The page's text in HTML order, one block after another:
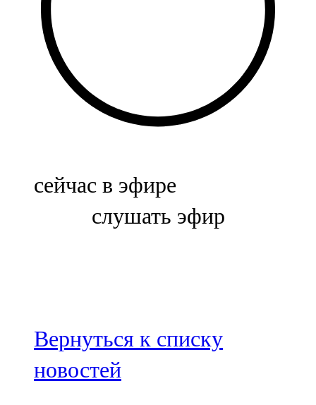
104,9 FM
Баулы
107,5 FM
Биләр
Болгар
100,3 FM
Зәй
106,6 FM
сейчас в эфире
слушать эфир
Вернуться к списку
новостей